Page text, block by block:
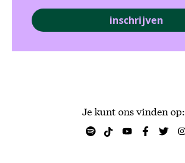
Je kunt ons vinden op:
inschrijven